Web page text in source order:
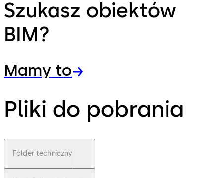
Szukasz obiektów
BIM?
Mamy to
Pliki do pobrania
Folder techniczny